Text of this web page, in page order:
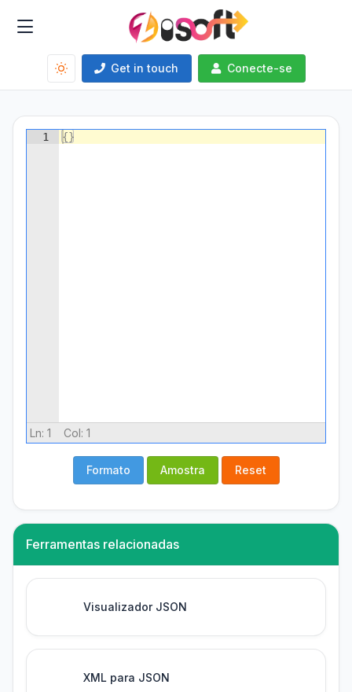
Get in touch Conecte-se
1 {}
Ln: 1 Col: 1
Formato Amostra Reset
Ferramentas relacionadas
Visualizador JSON
XML para JSON